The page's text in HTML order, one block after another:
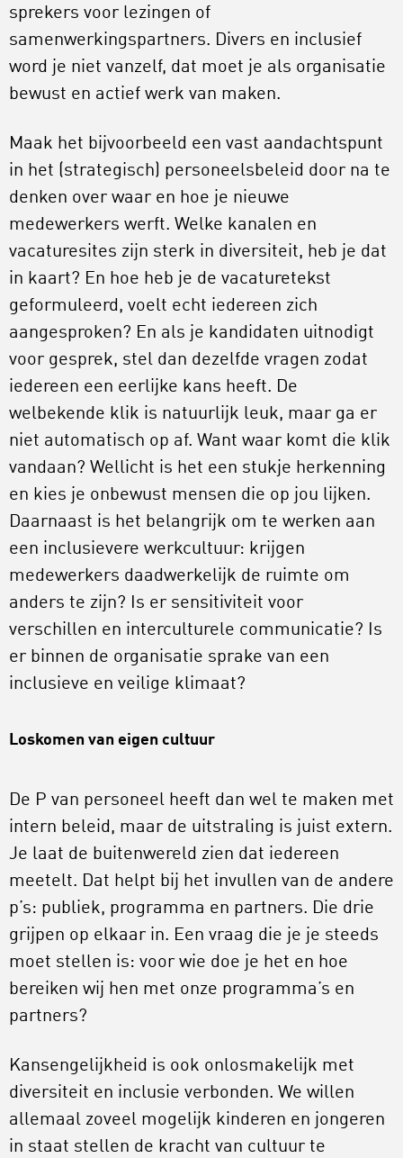
sprekers voor lezingen of
samenwerkingspartners. Divers en inclusief
word je niet vanzelf, dat moet je als organisatie
bewust en actief werk van maken.
Maak het bijvoorbeeld een vast aandachtspunt
in het (strategisch) personeelsbeleid door na te
denken over waar en hoe je nieuwe
medewerkers werft. Welke kanalen en
vacaturesites zijn sterk in diversiteit, heb je dat
in kaart? En hoe heb je de vacaturetekst
geformuleerd, voelt echt iedereen zich
aangesproken? En als je kandidaten uitnodigt
voor gesprek, stel dan dezelfde vragen zodat
iedereen een eerlijke kans heeft. De
welbekende klik is natuurlijk leuk, maar ga er
niet automatisch op af. Want waar komt die klik
vandaan? Wellicht is het een stukje herkenning
en kies je onbewust mensen die op jou lijken.
Daarnaast is het belangrijk om te werken aan
een inclusievere werkcultuur: krijgen
medewerkers daadwerkelijk de ruimte om
anders te zijn? Is er sensitiviteit voor
verschillen en interculturele communicatie? Is
er binnen de organisatie sprake van een
inclusieve en veilige klimaat?
Loskomen van eigen cultuur
De P van personeel heeft dan wel te maken met
intern beleid, maar de uitstraling is juist extern.
Je laat de buitenwereld zien dat iedereen
meetelt. Dat helpt bij het invullen van de andere
p’s: publiek, programma en partners. Die drie
grijpen op elkaar in. Een vraag die je je steeds
moet stellen is: voor wie doe je het en hoe
bereiken wij hen met onze programma’s en
partners?
Kansengelijkheid is ook onlosmakelijk met
diversiteit en inclusie verbonden. We willen
allemaal zoveel mogelijk kinderen en jongeren
in staat stellen de kracht van cultuur te